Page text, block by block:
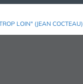
LOIN" (JEAN COCTEAU)